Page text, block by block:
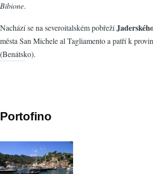
Bibione.‭
Nachází se na severoitalském‭ ‬pobřeží
‬města ‬San Michele al Tagliamento a patří k
(Benátsko).‭
Portofino